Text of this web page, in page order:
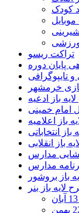
کودک
تراکت ریسو
پایان دوره
تایپوگرافی
خرمشهر
باز ادعیه
امام خمینی
باز اعلامیه
انتخاباتی
باز انقلابی
مدارس
مدارس
باز بروشور
لایه باز بنر